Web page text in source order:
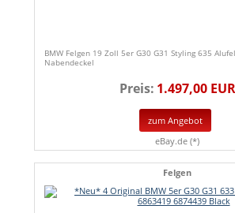
BMW Felgen 19 Zoll 5er G30 G31 Styling 635
Nabendeckel
Preis: 1.497,00 EUR
zum Angebot
eBay.de (*)
Felgen